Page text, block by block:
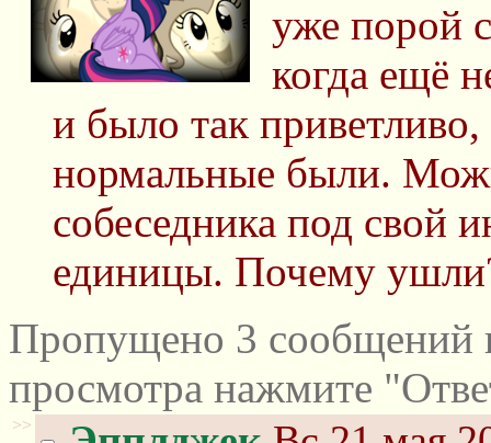
уже порой
когда ещё
и было так
нормальные были.
собеседника под свой
единицы. Почему
Пропущено 3 сообщений
просмотра нажмите
>>